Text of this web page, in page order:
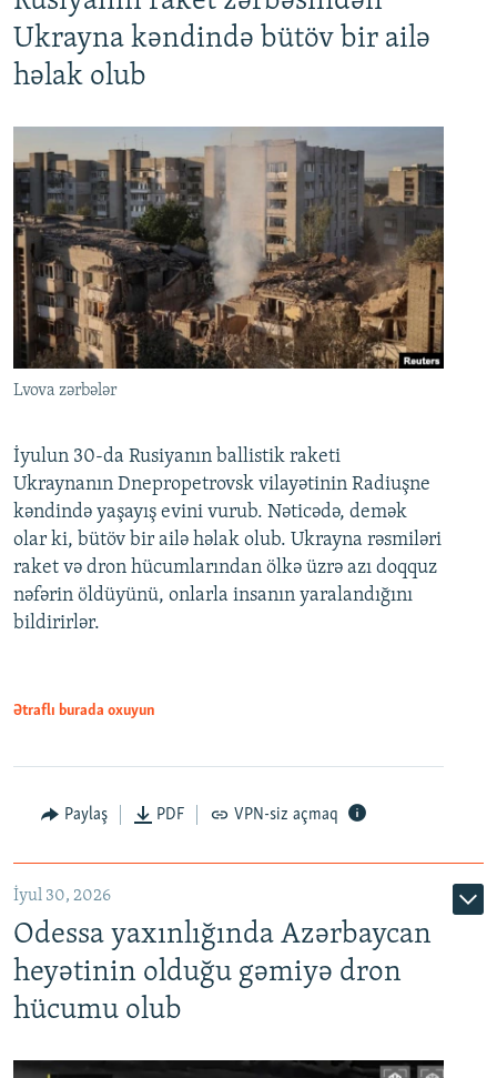
Ukrayna kəndində bütöv bir ailə
həlak olub
Lvova zərbələr
İyulun 30-da Rusiyanın ballistik raketi
Ukraynanın Dnepropetrovsk vilayətinin Radiuşne
kəndində yaşayış evini vurub. Nəticədə, demək
olar ki, bütöv bir ailə həlak olub. Ukrayna rəsmiləri
raket və dron hücumlarından ölkə üzrə azı doqquz
nəfərin öldüyünü, onlarla insanın yaralandığını
bildirirlər.
Ətraflı burada oxuyun
Paylaş PDF VPN-siz açmaq
İyul 30, 2026
Odessa yaxınlığında Azərbaycan
heyətinin olduğu gəmiyə dron
hücumu olub